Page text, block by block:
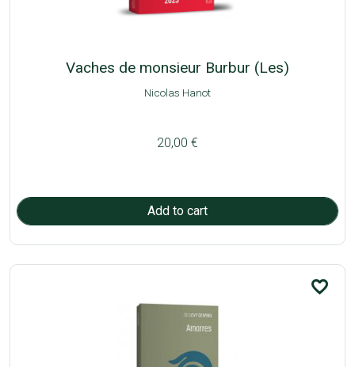
Vaches de monsieur Burbur (Les)
Nicolas Hanot
20,00 €
favorite_border